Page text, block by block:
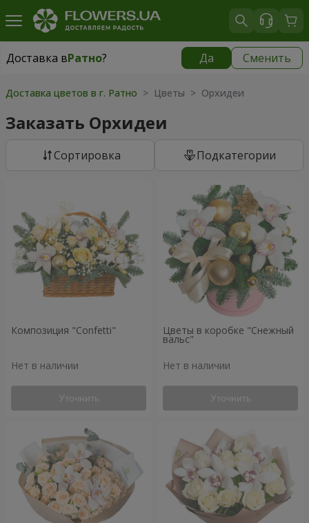
Доставка вРатно? Да Сменить
Доставка вРатно
Доставка цветов в г. Ратно > Цветы > Орхидеи
Заказать Орхидеи
Cортировка Подкатегории
Композиция "Confetti"
Нет в наличии
Уточнить
Цветы в коробке "Снежный
вальс"
Нет в наличии
Уточнить